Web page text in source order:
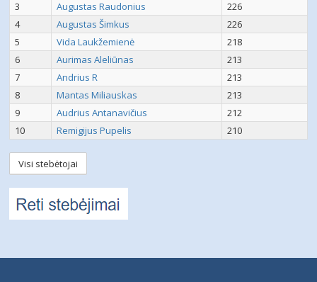
3
Augustas Raudonius
226
4
Augustas Šimkus
226
5
Vida Laukžemienė
218
6
Aurimas Aleliūnas
213
7
Andrius R
213
8
Mantas Miliauskas
213
9
Audrius Antanavičius
212
10
Remigijus Pupelis 210
Visi stebėtojai